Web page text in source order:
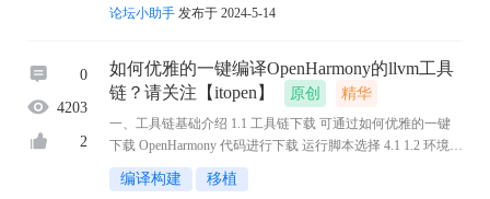
探讨OpenHarmony生态发展的无限可能！ ...
论坛小助手 发布于 2024-5-14
0
4203
2
如何优雅的一键编译OpenHarmony的llvm工具
链？请关注【itopen】
原创 精华
一、工具链基础介绍 1.1 工具链下载 可通过如何优雅的一键
下载 OpenHarmony 代码进行下载 运行脚本选择 4.1 1.2 环境配
置 下载 clang+llvm-10.0.1-x86_64-linux-gnu-ubuntu-16.04.tar.xz
为 github网址，当前已经下载 ...
编译构建 移植